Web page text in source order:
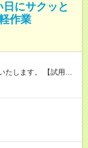
日にサクッと
作業
。 【試用期